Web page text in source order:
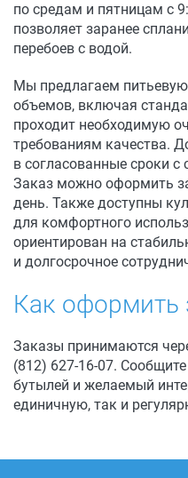
по средам и пятницам с
позволяет заранее
перебоев с водой.
Мы предлагаем
объемов, включая
проходит необходимую
требованиям качества.
в согласованные сроки
Заказ можно оформить
день. Также доступны
для комфортного
ориентирован на
и долгосрочное
Как оформить
Заказы принимаются
(812) 627-16-07.
бутылей и желаемый
единичную, так и